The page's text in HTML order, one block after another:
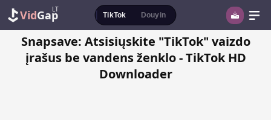
TikTok Douyin
VidGap
LT
Snapsave: Atsisiųskite "TikTok" vaizdo
įrašus be vandens ženklo - TikTok HD
Downloader